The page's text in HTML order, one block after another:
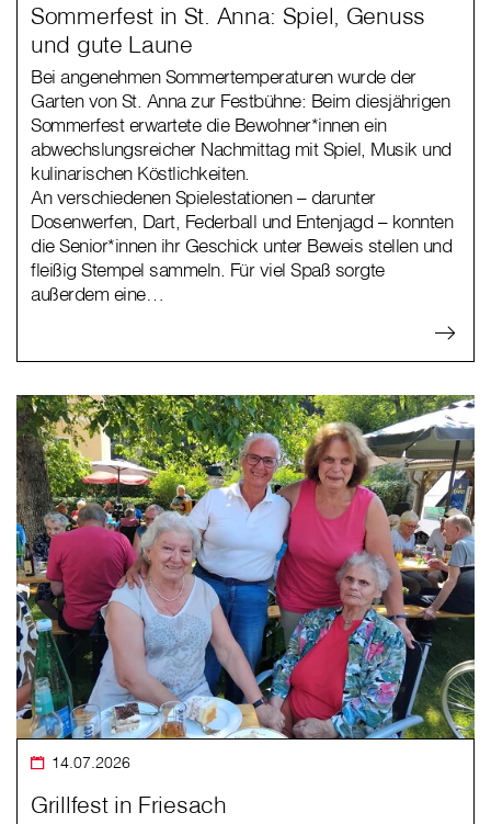
Sommerfest in St. Anna: Spiel, Genuss
und gute Laune
Bei angenehmen Sommertemperaturen wurde der
Garten von St. Anna zur Festbühne: Beim diesjährigen
Sommerfest erwartete die Bewohner*innen ein
abwechslungsreicher Nachmittag mit Spiel, Musik und
kulinarischen Köstlichkeiten.
An verschiedenen Spielestationen – darunter
Dosenwerfen, Dart, Federball und Entenjagd – konnten
die Senior*innen ihr Geschick unter Beweis stellen und
fleißig Stempel sammeln. Für viel Spaß sorgte
außerdem eine…
14.07.2026
Grillfest in Friesach